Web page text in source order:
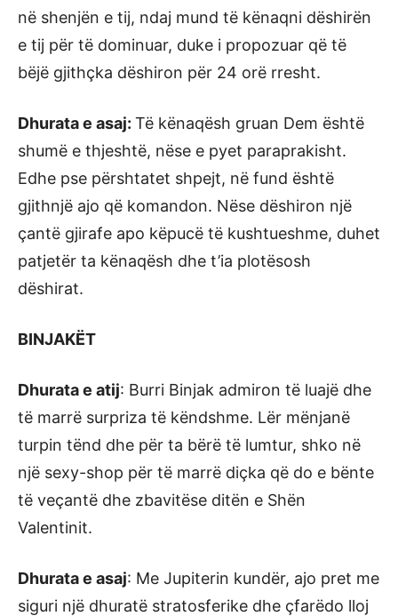
në shenjën e tij, ndaj mund të kënaqni dëshirën
e tij për të dominuar, duke i propozuar që të
bëjë gjithçka dëshiron për 24 orë rresht.
Dhurata e asaj: Të kënaqësh gruan Dem është
shumë e thjeshtë, nëse e pyet paraprakisht.
Edhe pse përshtatet shpejt, në fund është
gjithnjë ajo që komandon. Nëse dëshiron një
çantë gjirafe apo këpucë të kushtueshme, duhet
patjetër ta kënaqësh dhe t’ia plotësosh
dëshirat.
BINJAKËT
Dhurata e atij: Burri Binjak admiron të luajë dhe
të marrë surpriza të këndshme. Lër mënjanë
turpin tënd dhe për ta bërë të lumtur, shko në
një sexy-shop për të marrë diçka që do e bënte
të veçantë dhe zbavitëse ditën e Shën
Valentinit.
Dhurata e asaj: Me Jupiterin kundër, ajo pret me
siguri një dhuratë stratosferike dhe çfarëdo lloj